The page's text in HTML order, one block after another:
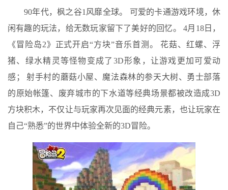
90年代，枫之谷1风靡全球。 可爱的卡通游戏环境，休
闲有趣的玩法，给无数玩家留下了美好的回忆。 4月18日，
《冒险岛2》正式开启“方块”音乐首测。 花菇、红螺、浮
猪、绿水精灵等怪物变成了3D形象，让游戏更加可爱动
感； 射手村的蘑菇小屋、魔法森林的参天大树、勇士部落
的原始帐篷、废弃城市的下水道等经典场景都被改造成3D
方块积木，不仅让与玩家再次见面的经典元素，也让玩家在
自己“熟悉”的世界中体验全新的3D冒险。